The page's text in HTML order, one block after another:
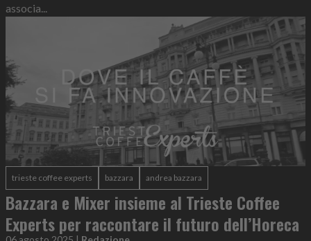
associa...
trieste coffee experts bazzara andrea bazzara
Bazzara e Mixer insieme al Trieste Coffee
Experts per raccontare il futuro dell’Horeca